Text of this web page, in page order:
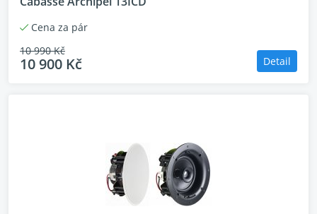
Cena za pár
10 990 Kč
10 900 Kč Detail